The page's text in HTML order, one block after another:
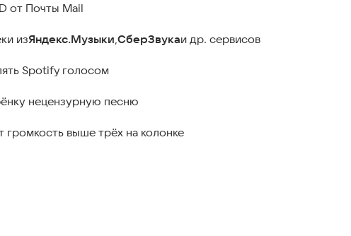
от Почты Mail
изЯндекс.Музыки,СберЗвукаи др. сервисов
Spotify голосом
нецензурную песню
громкость выше трёх на колонке